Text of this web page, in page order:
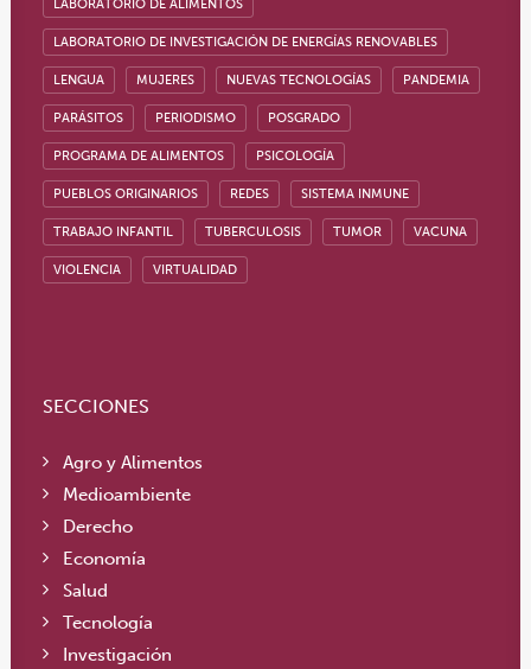
LABORATORIO DE ALIMENTOS
LABORATORIO DE INVESTIGACIÓN DE ENERGÍAS RENOVABLES
LENGUA MUJERES NUEVAS TECNOLOGÍAS PANDEMIA
PARÁSITOS PERIODISMO POSGRADO
PROGRAMA DE ALIMENTOS PSICOLOGÍA
PUEBLOS ORIGINARIOS REDES SISTEMA INMUNE
TRABAJO INFANTIL TUBERCULOSIS TUMOR VACUNA
VIOLENCIA VIRTUALIDAD
SECCIONES
Agro y Alimentos
Medioambiente
Derecho
Economía
Salud
Tecnología
Investigación